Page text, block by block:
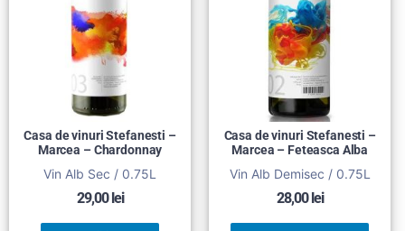
Casa de vinuri Stefanesti –
Marcea – Chardonnay
Vin Alb Sec / 0.75L
29,00lei
Casa de vinuri Stefanesti –
Marcea – Feteasca Alba
Vin Alb Demisec / 0.75L
28,00lei